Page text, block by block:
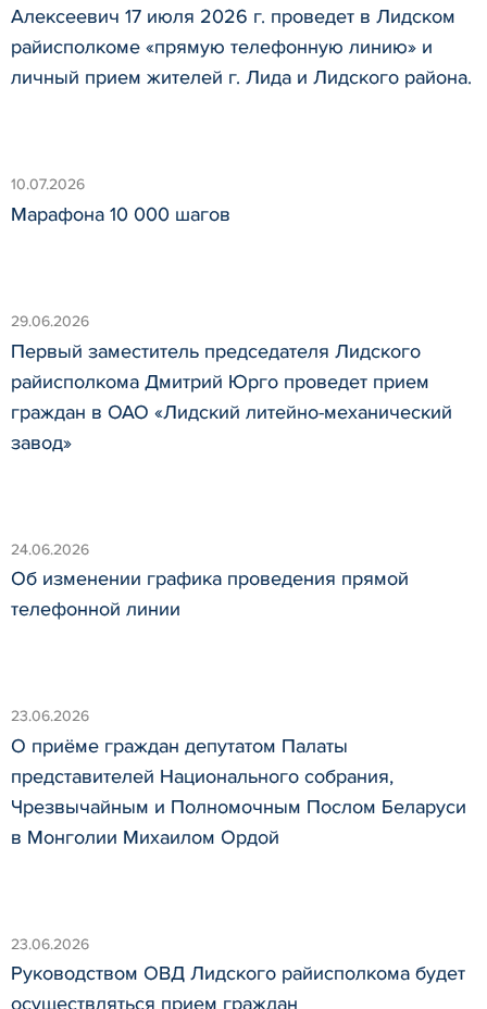
Алексеевич 17 июля 2026 г. проведет в Лидском
райисполкоме «прямую телефонную линию» и
личный прием жителей г. Лида и Лидского района.
10.07.2026
Марафона 10 000 шагов
29.06.2026
Первый заместитель председателя Лидского
райисполкома Дмитрий Юрго проведет прием
граждан в ОАО «Лидский литейно-механический
завод»
24.06.2026
Об изменении графика проведения прямой
телефонной линии
23.06.2026
О приёме граждан депутатом Палаты
представителей Национального собрания,
Чрезвычайным и Полномочным Послом Беларуси
в Монголии Михаилом Ордой
23.06.2026
Руководством ОВД Лидского райисполкома будет
осуществляться прием граждан